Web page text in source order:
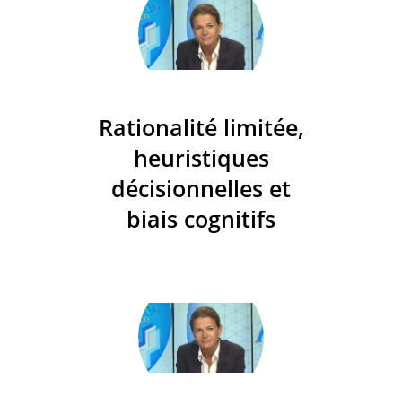
Rationalité limitée,
heuristiques
décisionnelles et
biais cognitifs